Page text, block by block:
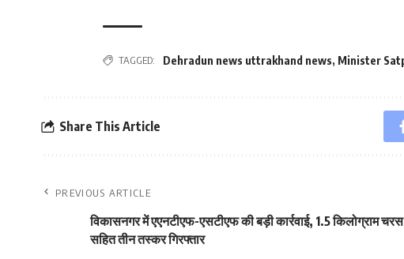
TAGGED: Dehradun news uttrakhand news, Minister
Share This Article
PREVIOUS ARTICLE
विकासनगर में एएनटीएफ-एसटीएफ की बड़ी कार्रवाई, 1.5 किलोग्राम चरस
सहित तीन तस्कर गिरफ्तार